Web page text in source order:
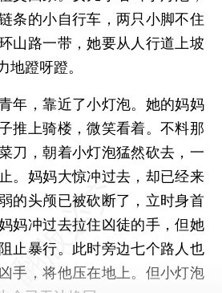
条的小自行车，两只小脚不住
山路一带，她要从人行道上坡
地蹬呀蹬。
，靠近了小灯泡。她的妈妈
推上骑楼，微笑看着。不料那
刀，朝着小灯泡猛然砍去，一
。妈妈大惊冲过去，却已经来
的头颅已被砍断了，立时身首
妈冲过去拉住凶徒的手，但她
止暴行。此时旁边七个路人也
手，将他压在地上。但小灯泡